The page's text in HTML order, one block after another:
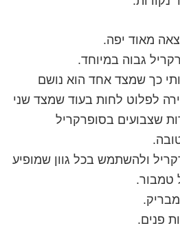
מאוד יפה.
גבוה במיוחד.
כך שמצד אחד הוא נושם
לפלוט לחות בעוד שמצד שני
שצבועים בסופרקריל
ולהשתמש בכל גוון שמופיע
טמבור.
פנים.